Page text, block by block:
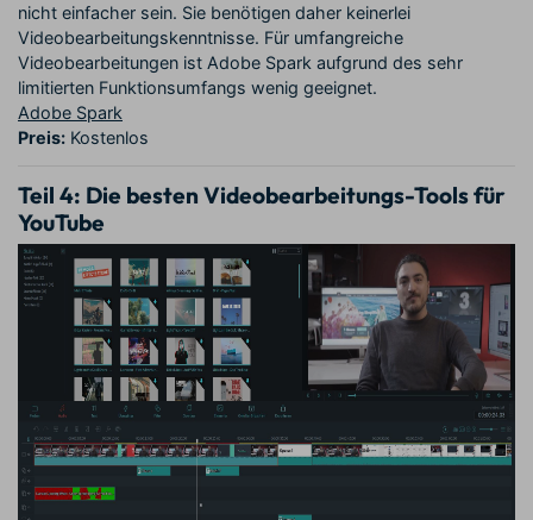
nicht einfacher sein. Sie benötigen daher keinerlei
Videobearbeitungskenntnisse. Für umfangreiche
Videobearbeitungen ist Adobe Spark aufgrund des sehr
limitierten Funktionsumfangs wenig geeignet.
Adobe Spark
Preis: Kostenlos
Teil 4: Die besten Videobearbeitungs-Tools für
YouTube